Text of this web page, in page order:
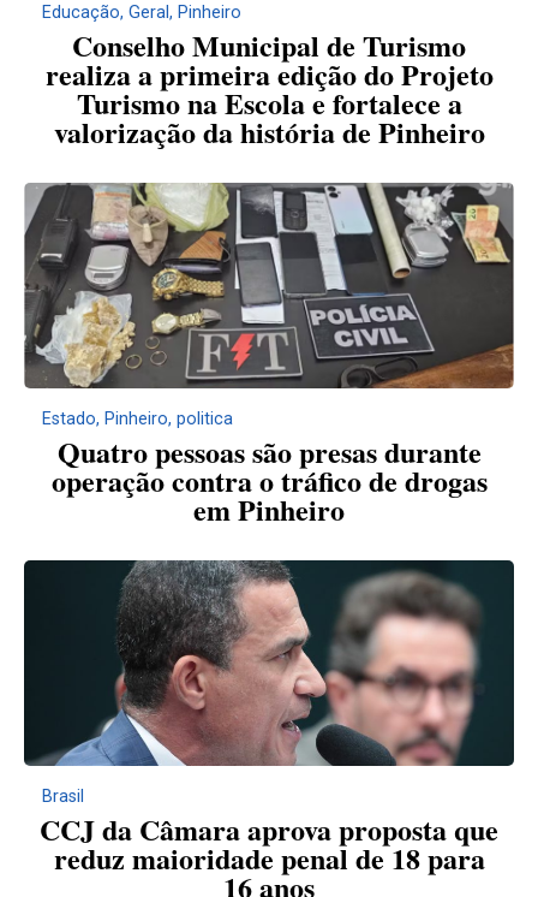
Educação, Geral, Pinheiro
Conselho Municipal de Turismo
realiza a primeira edição do Projeto
Turismo na Escola e fortalece a
valorização da história de Pinheiro
Estado, Pinheiro, politica
Quatro pessoas são presas durante
operação contra o tráfico de drogas
em Pinheiro
Brasil
CCJ da Câmara aprova proposta que
reduz maioridade penal de 18 para
16 anos